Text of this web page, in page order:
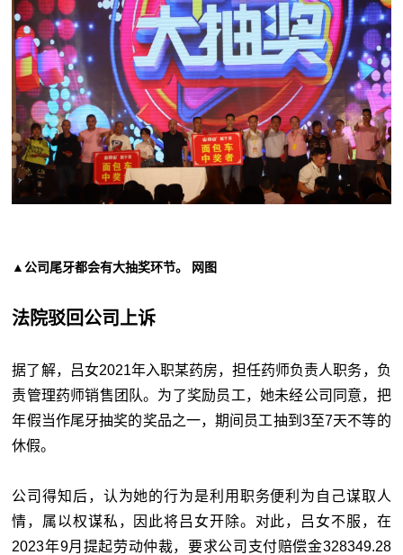
▲公司尾牙都会有大抽奖环节。 网图
法院驳回公司上诉
据了解，吕女2021年入职某药房，担任药师负责人职务，负
责管理药师销售团队。为了奖励员工，她未经公司同意，把
年假当作尾牙抽奖的奖品之一，期间员工抽到3至7天不等的
休假。
公司得知后，认为她的行为是利用职务便利为自己谋取人
情，属以权谋私，因此将吕女开除。对此，吕女不服，在
2023年9月提起劳动仲裁，要求公司支付赔偿金328349.28